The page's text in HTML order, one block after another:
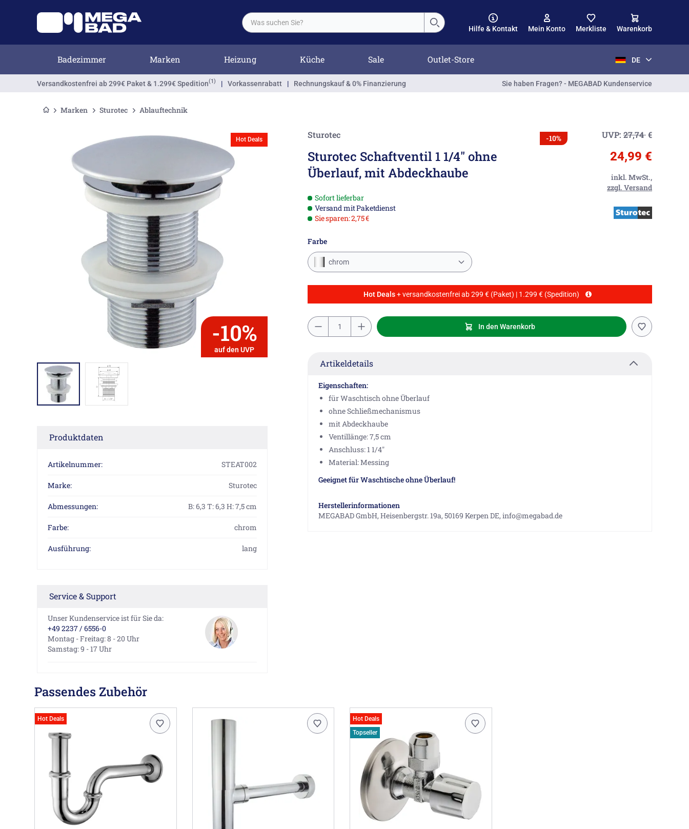
Hilfe & Kontakt Mein Konto Merkliste Warenkorb
Badezimmer Marken Heizung Küche Sale Outlet-Store DE
Versandkostenfrei ab 299€ Paket & 1.299€ Spedition(1) | Vorkassenrabatt | Rechnungskauf & 0% Finanzierung Sie haben Fragen? - MEGABAD Kundenservice
Marken Sturotec Ablauftechnik
Hot Deals
-10%
auf den UVP
Produktdaten
Artikelnummer: STEAT002
Marke: Sturotec
Abmessungen: B: 6,3 T: 6,3 H: 7,5 cm
Farbe: chrom
Ausführung: lang
Service & Support
Unser Kundenservice ist für Sie da:
+49 2237 / 6556-0
Montag - Freitag: 8 - 20 Uhr
Samstag: 9 - 17 Uhr
Sturotec
Sturotec Schaftventil 1 1/4" ohne
Überlauf, mit Abdeckhaube
-10% UVP: 27,74€
24,99 €
inkl. MwSt.,
zzgl. Versand
Sofort lieferbar
Versand mit Paketdienst
Sie sparen: 2,75 €
Farbe
chrom
Hot Deals+ versandkostenfrei ab 299 € (Paket) | 1.299 € (Spedition)
In den Warenkorb
Artikeldetails
Eigenschaften:
für Waschtisch ohne Überlauf
ohne Schließmechanismus
mit Abdeckhaube
Ventillänge: 7,5 cm
Anschluss: 1 1/4"
Material: Messing
Geeignet für Waschtische ohne Überlauf!
Herstellerinformationen
MEGABAD GmbH, Heisenbergstr. 19a, 50169 Kerpen DE, info@megabad.de
Passendes Zubehör
Hot Deals
Hot Deals
Topseller